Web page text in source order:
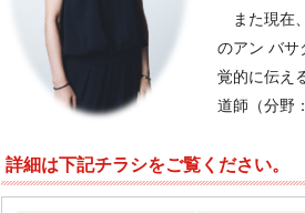
また現在
のアン バサ
覚的に伝え
道師（分野
詳細は下記チラシをご覧ください。